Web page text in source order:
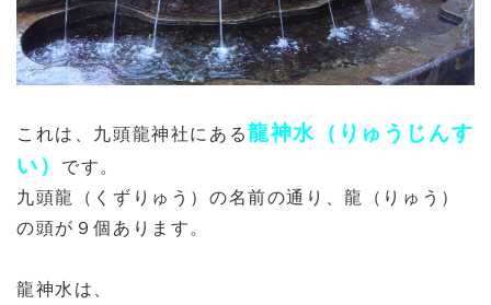
これは、九頭龍神社にある龍神水（りゅうじんす
い） です。
九頭龍（くずりゅう）の名前の通り、龍（りゅう）
の頭が９個あります。
龍神水は、